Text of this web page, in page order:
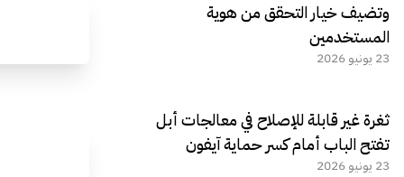
وتضيف خيار التحقق من هوية
المستخدمين
23 يونيو 2026
ثغرة غير قابلة للإصلاح في معالجات أبل
تفتح الباب أمام كسر حماية آيفون
23 يونيو 2026